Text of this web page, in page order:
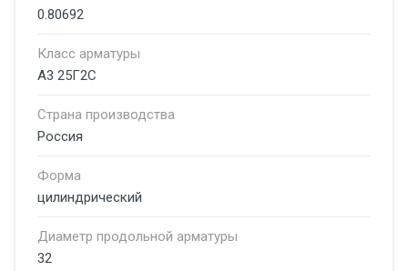
0.80692
Класс арматуры
А3 25Г2С
Страна производства
Россия
Форма
цилиндрический
Диаметр продольной арматуры
32